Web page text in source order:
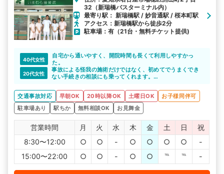
32（新瑞橋バスターミナル内）
最寄り駅： 新瑞橋駅 / 妙音通駅 / 桜本町駅
アクセス：新瑞橋駅から徒歩2分
駐車場：有（21台・無料チケット提供)
40代女性
自宅から通いやすく、開院時間も長くて利用しやすかっ
た。
20代女性
事故による怪我の施術だけではなく、初めてでうまくでき
ない手続きの相談にも乗ってくれます。
す。
安心して頼っていいと思います。
交通事故対応 早朝OK 20時以降OK 土曜日OK
お子様同伴可
駐車場あり
駅ちか 無料相談OK お見舞金
営業時間 月 火 水 木 金 土 日
祝
8:30〜12:00
○ ○ - ○ ○ ○ ○
-
15:00〜22:00
○ ○ - ○ ○ ℡ ℡ -